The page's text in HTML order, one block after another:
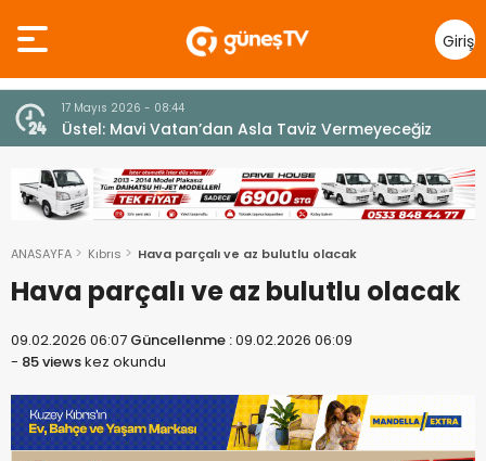
Giriş
Yap
10 Temmuz 2026 - 18:49
Cumhurbaşkanı Erhürman sergi açılışında
fenalaşarak hastaneye kaldırıldı
ANASAYFA Kıbrıs Hava parçalı ve az bulutlu olacak
Hava parçalı ve az bulutlu olacak
09.02.2026 06:07 Güncellenme :09.02.2026 06:09
- 85 viewskez okundu